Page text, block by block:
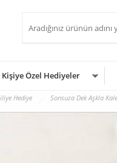
Kişiye Özel Hediyeler
Hediye Sonsuza Dek Aşkla